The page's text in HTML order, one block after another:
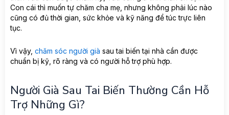
Con cái thì muốn tự chăm cha mẹ, nhưng không phải lúc nào
cũng có đủ thời gian, sức khỏe và kỹ năng để túc trực liên
tục.
Vì vậy, chăm sóc người già sau tai biến tại nhà cần được
chuẩn bị kỹ, rõ ràng và có người hỗ trợ phù hợp.
Người Già Sau Tai Biến Thường Cần Hỗ
Trợ Những Gì?